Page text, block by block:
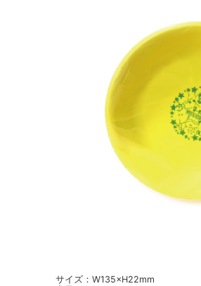
サイズ：W135×H22mm